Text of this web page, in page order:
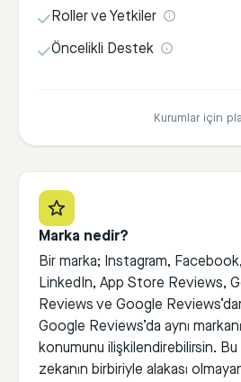
Roller ve Yetkiler
Öncelikli Destek
Kurumlar için
Marka nedir?
Bir marka; Instagram,
LinkedIn, App Store Reviews,
Reviews ve Google
Google Reviews’da aynı
konumunu ilişkilendirebilirsin. Bu
zekanın birbiriyle alakası